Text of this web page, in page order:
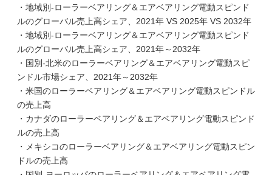
・地域別-ローラーベアリング＆エアベアリング電動スピンド
ルのグローバル売上高シェア、2021年 VS 2025年 VS 2032年
・地域別-ローラーベアリング＆エアベアリング電動スピンド
ルのグローバル売上高シェア、2021年～2032年
・国別-北米のローラーベアリング＆エアベアリング電動スピ
ンドル市場シェア、2021年～2032年
・米国のローラーベアリング＆エアベアリング電動スピンドル
の売上高
・カナダのローラーベアリング＆エアベアリング電動スピンド
ルの売上高
・メキシコのローラーベアリング＆エアベアリング電動スピン
ドルの売上高